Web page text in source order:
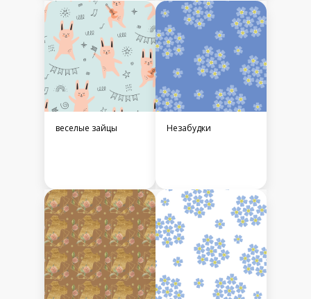
веселые зайцы Незабудки